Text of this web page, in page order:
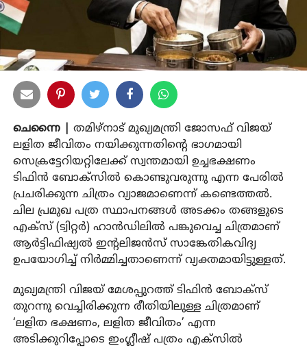
ചെന്നൈ |
തമിഴ്‌നാട് മുഖ്യമന്ത്രി ജോസഫ് വിജയ്
ലളിത ജീവിതം നയിക്കുന്നതിന്റെ ഭാഗമായി
സെക്രട്ടേറിയറ്റിലേക്ക് സ്വന്തമായി ഉച്ചഭക്ഷണം
ടിഫിൻ ബോക്സിൽ കൊണ്ടുവരുന്നു എന്ന പേരിൽ
പ്രചരിക്കുന്ന ചിത്രം വ്യാജമാണെന്ന് കണ്ടെത്തൽ.
ചില പ്രമുഖ പത്ര സ്ഥാപനങ്ങൾ അടക്കം തങ്ങളുടെ
എക്സ് (ട്വിറ്റർ) ഹാൻഡിലിൽ പങ്കുവെച്ച ചിത്രമാണ്
ആർട്ടിഫിഷ്യൽ ഇന്റലിജൻസ് സാങ്കേതികവിദ്യ
ഉപയോഗിച്ച് നിർമ്മിച്ചതാണെന്ന് വ്യക്തമായിട്ടുള്ളത്.
മുഖ്യമന്ത്രി വിജയ് മേശപ്പുറത്ത് ടിഫിൻ ബോക്സ്
തുറന്നു വെച്ചിരിക്കുന്ന രീതിയിലുള്ള ചിത്രമാണ്
‘ലളിത ഭക്ഷണം, ലളിത ജീവിതം’ എന്ന
അടിക്കുറിപ്പോടെ ഇംഗ്ലീഷ് പത്രം എക്സിൽ